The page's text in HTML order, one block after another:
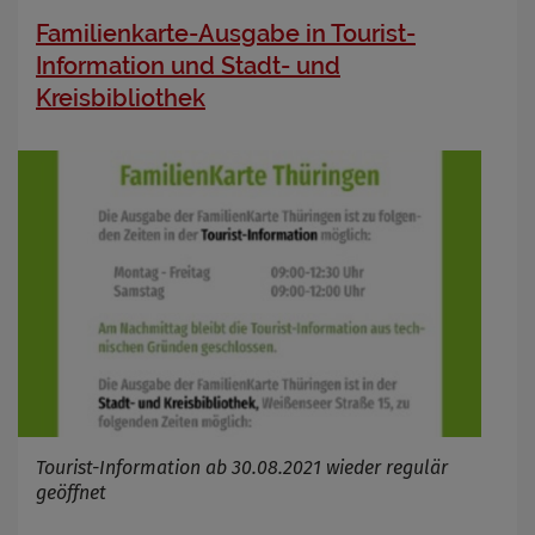
Familienkarte-Ausgabe in Tourist-
Information und Stadt- und
Kreisbibliothek
Tourist-Information ab 30.08.2021 wieder regulär
geöffnet
Anbieter
Zweck
Cookie Name
Infos schließen